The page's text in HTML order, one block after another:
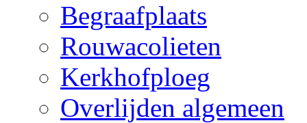
Begraafplaats
Rouwacolieten
Kerkhofploeg
Overlijden algemeen